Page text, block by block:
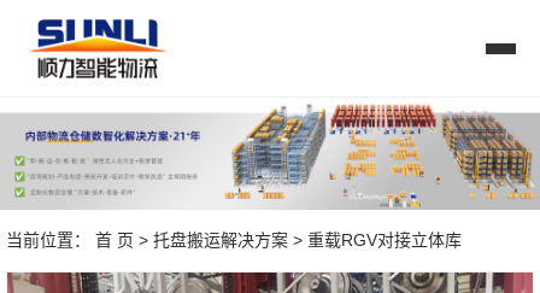
当前位置： 首 页 > 托盘搬运解决方案 > 重载RGV对接立体库